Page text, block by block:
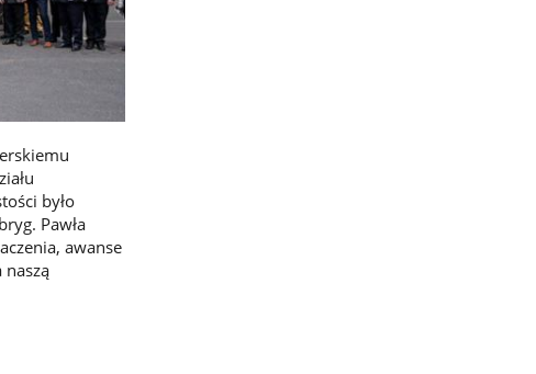
było
Pawła
awanse